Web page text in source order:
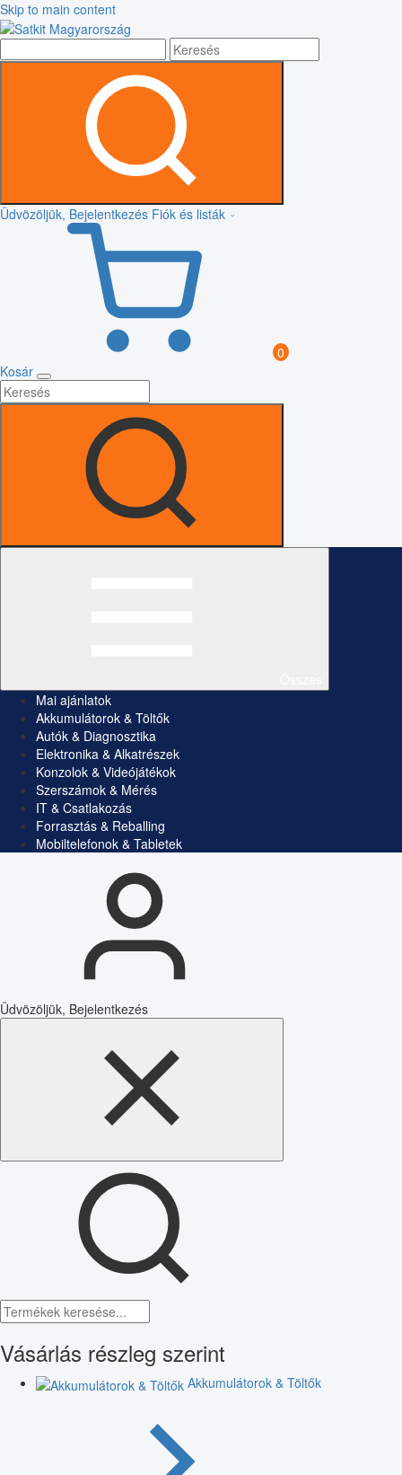
Skip to main content
Üdvözöljük, Bejelentkezés Fiók és listák
0
Kosár
Mai ajánlatok
Akkumulátorok & Töltők
Autók & Diagnosztika
Elektronika & Alkatrészek
Konzolok & Videójátékok
Szerszámok & Mérés
IT & Csatlakozás
Forrasztás & Reballing
Mobiltelefonok & Tabletek
Üdvözöljük, Bejelentkezés
Vásárlás részleg szerint
Akkumulátorok & Töltők